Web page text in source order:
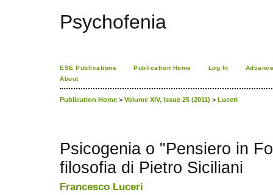
Psychofenia
ESE Publications Publication Home Log In
About
Publication Home > Volume XIV, Issue 25 (2011) > Luceri
Psicogenia o "Pensiero in
filosofia di Pietro Siciliani
Francesco Luceri